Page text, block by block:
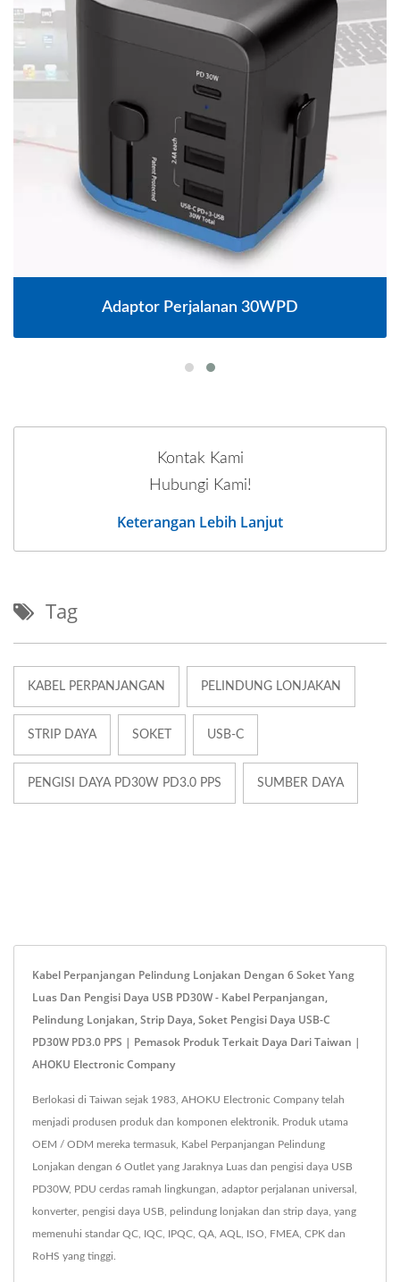
Adaptor Perjalanan 30WPD
Kontak Kami
Hubungi Kami!
Keterangan Lebih Lanjut
Tag
KABEL PERPANJANGAN PELINDUNG LONJAKAN
STRIP DAYA SOKET USB-C
PENGISI DAYA PD30W PD3.0 PPS SUMBER DAYA
Kabel Perpanjangan Pelindung Lonjakan Dengan 6 Soket Yang
Luas Dan Pengisi Daya USB PD30W - Kabel Perpanjangan,
Pelindung Lonjakan, Strip Daya, Soket Pengisi Daya USB-C
PD30W PD3.0 PPS | Pemasok Produk Terkait Daya Dari Taiwan |
AHOKU Electronic Company
Berlokasi di Taiwan sejak 1983, AHOKU Electronic Company telah
menjadi produsen produk dan komponen elektronik. Produk utama
OEM / ODM mereka termasuk, Kabel Perpanjangan Pelindung
Lonjakan dengan 6 Outlet yang Jaraknya Luas dan pengisi daya USB
PD30W, PDU cerdas ramah lingkungan, adaptor perjalanan universal,
konverter, pengisi daya USB, pelindung lonjakan dan strip daya, yang
memenuhi standar QC, IQC, IPQC, QA, AQL, ISO, FMEA, CPK dan
RoHS yang tinggi.